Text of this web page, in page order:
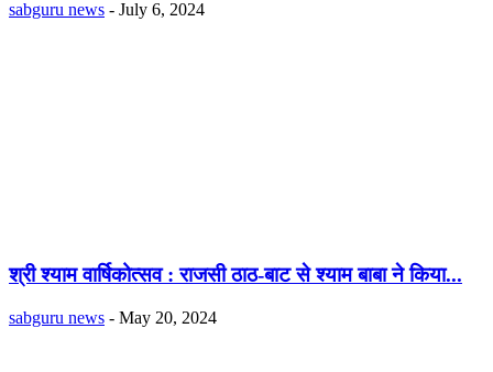
sabguru news - July 6, 2024
श्री श्याम वार्षिकोत्सव : राजसी ठाठ-बाट से श्याम बाबा ने किया...
sabguru news - May 20, 2024